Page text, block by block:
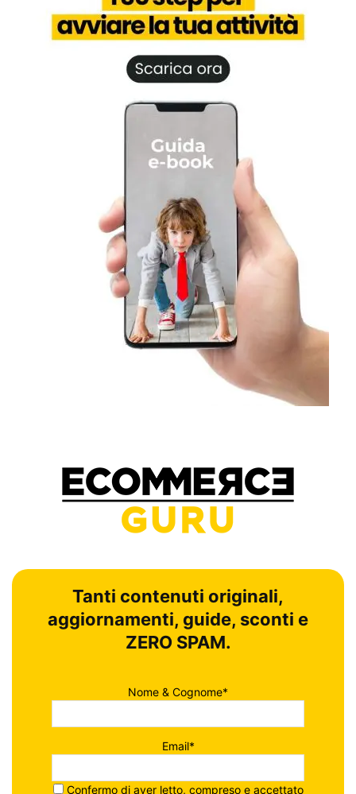
Tanti contenuti originali,
aggiornamenti, guide, sconti e
ZERO SPAM.
Nome & Cognome*
Email*
Confermo di aver letto, compreso e accettato